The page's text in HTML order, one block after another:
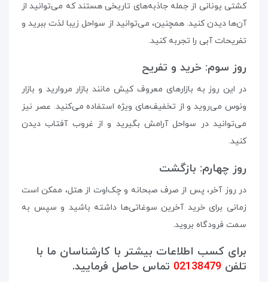
کشتی یونانی از جمله جاذبه‌های تاریخی هستند که می‌توانید از
آن‌ها دیدن کنید. همچنین، می‌توانید از سواحل زیبا لذت ببرید و
تفریحات آبی را تجربه کنید.
روز سوم: خرید و تفریح
در این روز به بازارهای معروف کیش مانند بازار مروارید و بازار
ونوس می‌روید و از تخفیف‌های ویژه استفاده می‌کنید. عصر نیز
می‌توانید در سواحل آرامش بگیرید و از غروب آفتاب دیدن
کنید.
روز چهارم: بازگشت
در روز آخر، پس از صرف صبحانه و چک‌اوت از هتل، ممکن است
زمانی برای خرید آخرین سوغاتی‌ها داشته باشید و سپس به
سمت فرودگاه بروید.
برای کسب اطلاعات بیشتر با کارشناسان ما با
تلفن 02138479 تماس حاصل فرمایید.